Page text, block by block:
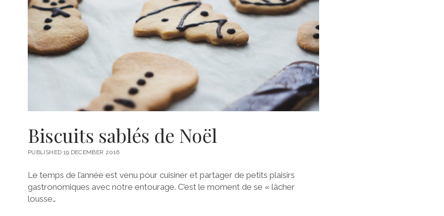
Biscuits sablés de Noël
PUBLISHED 19 DECEMBER 2016
Le temps de l’année est venu pour cuisiner et partager de petits plaisirs
gastronomiques avec notre entourage. C’est le moment de se « lâcher
lousse…